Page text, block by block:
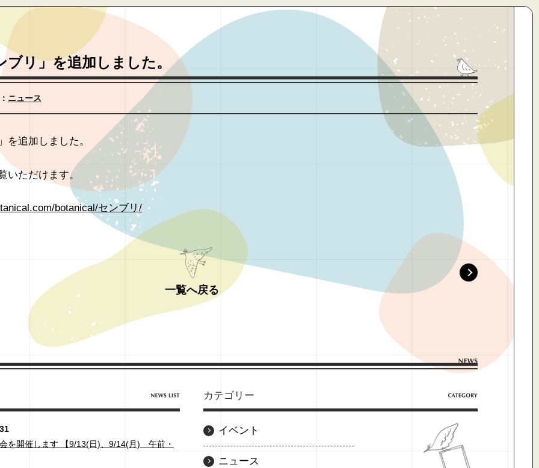
ブリ」を追加しました。
ニュース
を追加しました。
いただけます。
botanical/センブリ/
一覧へ戻る
を開催します 【9/13(日)、9/14(月) 午前・
カテゴリー
イベント
ニュース